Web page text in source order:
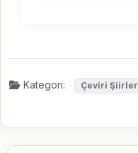
Kategori: Çeviri Şiirler